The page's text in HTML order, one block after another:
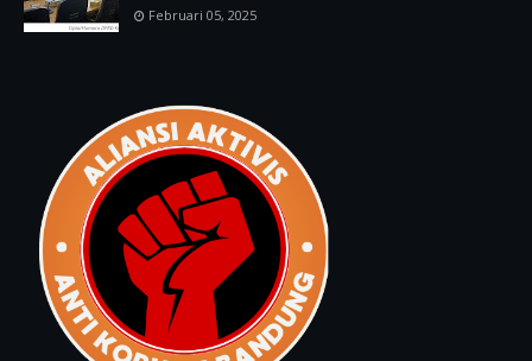
Februari 05, 2025